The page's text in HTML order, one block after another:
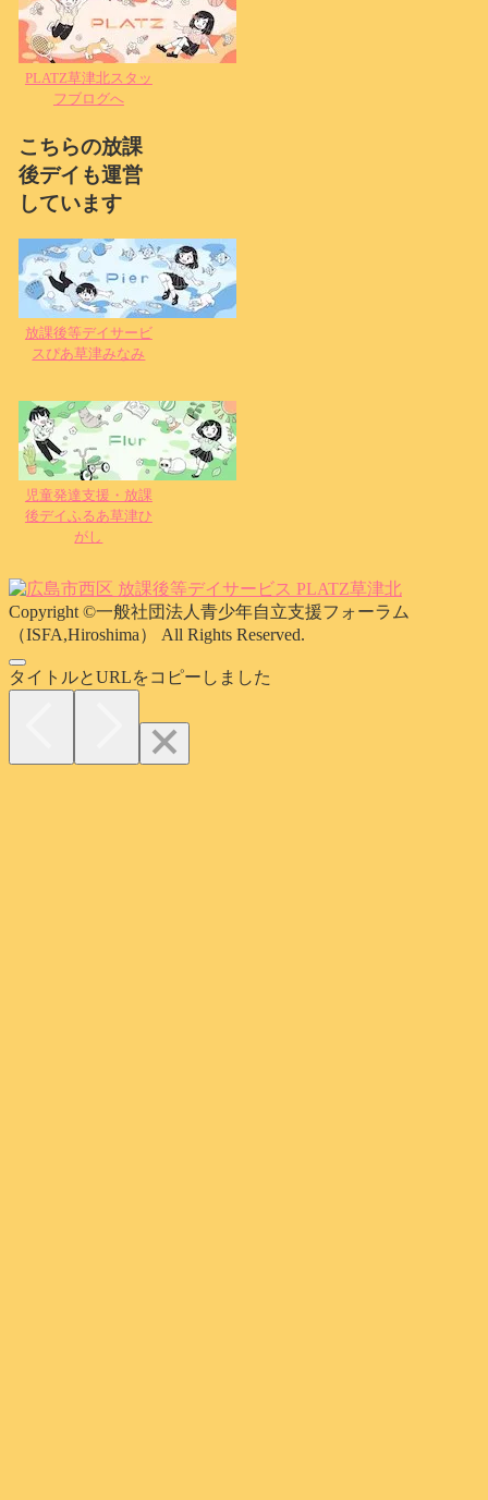
PLATZ草津北スタッ
フブログへ
こちらの放課
後デイも運営
しています
放課後等デイサービ
スぴあ草津みなみ
児童発達支援・放課
後デイふるあ草津ひ
がし
Copyright ©一般社団法人青少年自立支援フォーラム
（ISFA,Hiroshima） All Rights Reserved.
タイトルとURLをコピーしました